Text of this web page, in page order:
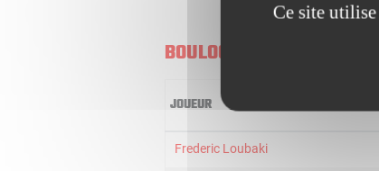
BOULOGNE-LEVALLOIS U21
JOUEUR
Frederic Loubaki
Ce site